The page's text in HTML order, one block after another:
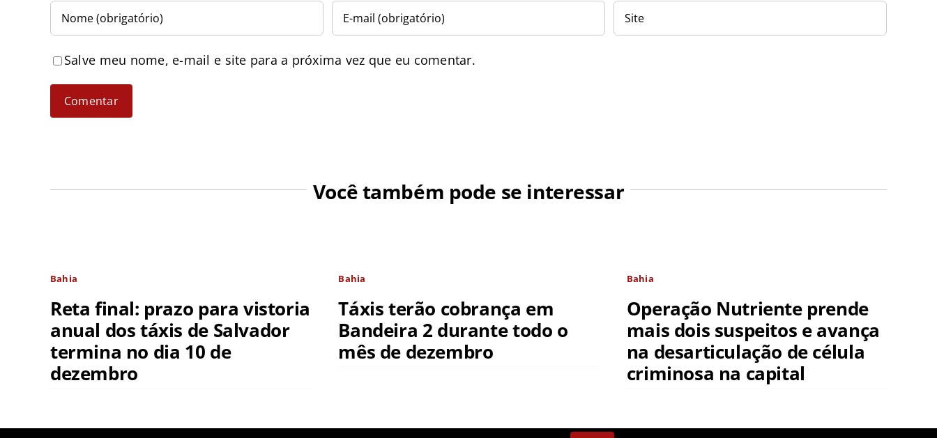
Salve meu nome, e-mail e site para a próxima vez que eu comentar.
Você também pode se interessar
Bahia
Reta final: prazo para vistoria
anual dos táxis de Salvador
termina no dia 10 de
dezembro
Bahia
Táxis terão cobrança em
Bandeira 2 durante todo o
mês de dezembro
Bahia
Operação Nutriente prende
mais dois suspeitos e avança
na desarticulação de célula
criminosa na capital